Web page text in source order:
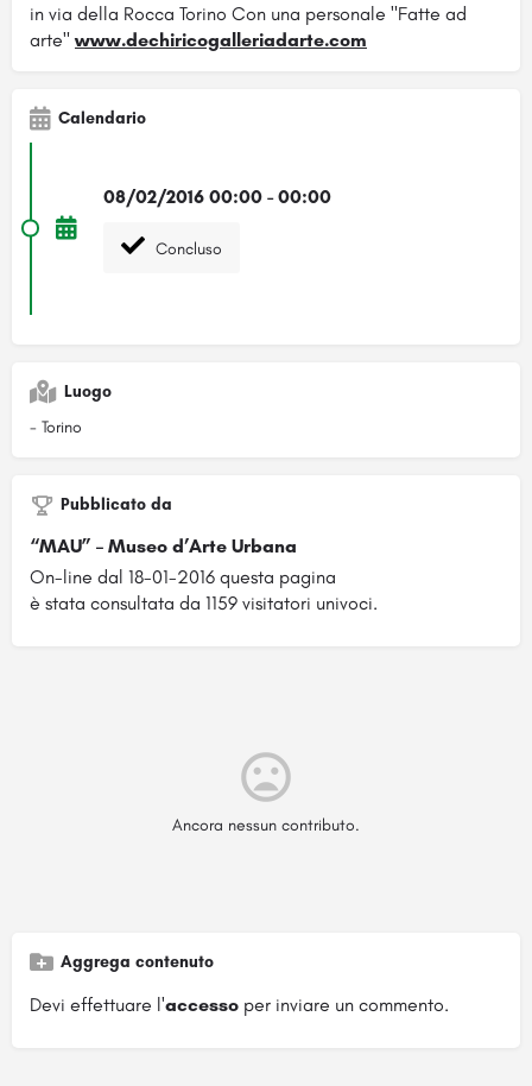
in via della Rocca Torino Con una personale "Fatte ad
arte"www.dechiricogalleriadarte.com
Calendario
08/02/2016 00:00 - 00:00
Concluso
Luogo
- Torino
Pubblicato da
“MAU” – Museo d’Arte Urbana
On-line dal 18-01-2016 questa pagina
è stata consultata da 1159 visitatori univoci.
Ancora nessun contributo.
Aggrega contenuto
Devi effettuare l'accesso per inviare un commento.